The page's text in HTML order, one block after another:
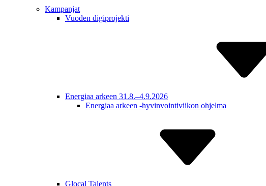
Kampanjat
Vuoden digiprojekti
Energiaa arkeen 31.8.–4.9.2026
Energiaa arkeen -hyvinvointiviikon ohjelma
Glocal Talents